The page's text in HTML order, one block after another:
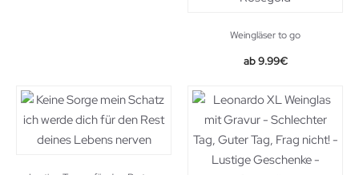
Weingläser to go
9.99€